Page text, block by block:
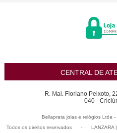
CENTRAL DE
R. Mal. Floriano Peixoto,
040 -
Bellaprata joias e relógios Ltda
Todos os direitos reservados
- LANZARA